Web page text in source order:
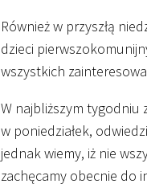
Również w przyszłą
dzieci
wszystkich
W najbliższym tygodniu
w poniedziałek,
jednak wiemy, iż nie
zachęcamy obecnie do